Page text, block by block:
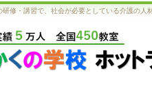
研修・講習で、社会が必要としている介護の人